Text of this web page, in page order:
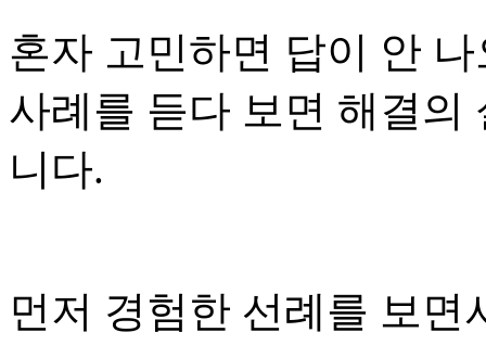
혼자 고민하면 답이 안
사례를 듣다 보면 해결의
니다.
먼저 경험한 선례를 보